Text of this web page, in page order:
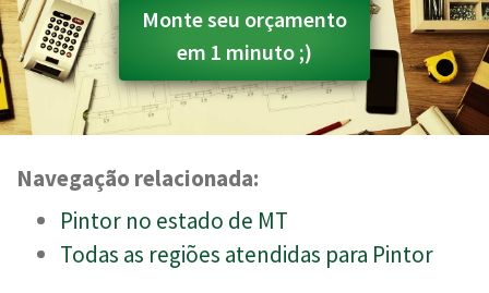
Monte seu orçamento
em 1 minuto ;)
Navegação relacionada:
Pintor no estado de MT
Todas as regiões atendidas para Pintor